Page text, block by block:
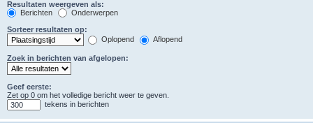
Resultaten weergeven als:
Berichten
Onderwerpen
Sorteer resultaten op:
Oplopend
Aflopend
Zoek in berichten van afgelopen:
Geef eerste:
Zet op 0 om het volledige bericht weer te geven.
tekens in berichten